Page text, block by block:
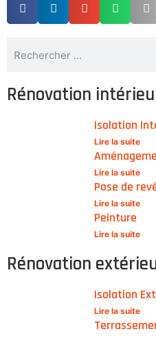
Rénovation
Isolation
Lire la suite
Lire la suite
Pose de
Lire la suite
Peinture
Lire la suite
Rénovation
Isolation
Lire la suite